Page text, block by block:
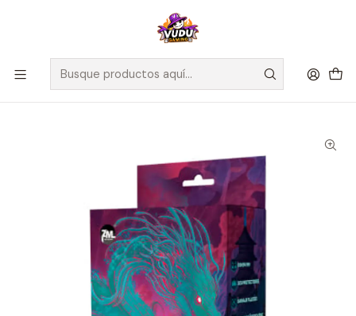
🚀 ¡Despachamos a todo Chile! Envío GRATIS a Regiones sobre
$100.000 y a RM sobre $35.000
Inicio Accesorios Protectores de Cartas
Cubre Protectores Standard Zero Mulligan Eternal - Outer
Sleeves Matte